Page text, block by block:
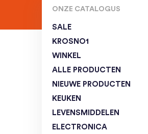
ONZE CATALOGUS
SALE
KROSNO1
WINKEL
ALLE PRODUCTEN
NIEUWE PRODUCTEN
KEUKEN
LEVENSMIDDELEN
ELECTRONICA